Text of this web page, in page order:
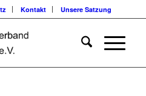
Kontakt Unsere Satzung